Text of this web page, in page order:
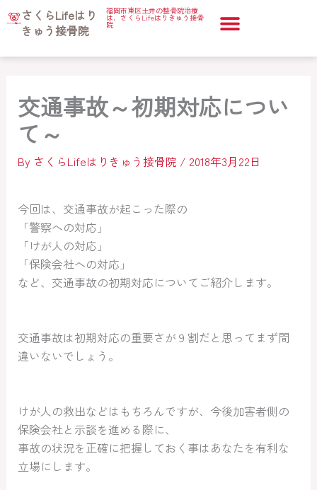
内
容
さくらLifeはり
きゅう接骨院
福岡市東区土井の整骨院治療
は、さくらLifeはりきゅう接骨
院
ホーム 治療コラム 交通事故～初期対応について～
交通事故～初期対応につい
て～
By さくらLifeはりきゅう接骨院 / 2018年3月22日
今回は、交通事故が起こった際の
「警察への対応」
「けが人の対応」
「保険会社への対応」
など、交通事故の初期対応についてご紹介します。
交通事故は初期対応の重要さが９割だと思ってまず間
違いないでしょう。
けが人の救出などはもちろんですが、今後加害者側の
保険会社と示談を進める際に、
事故の状況を正確に把握しておく事はあなたを有利な
立場にします。